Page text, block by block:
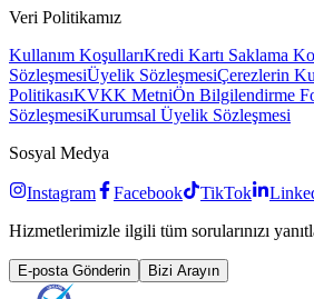
Veri Politikamız
Kullanım KoşullarıKredi Kartı Saklama
SözleşmesiÜyelik SözleşmesiÇerezlerin
PolitikasıKVKK MetniÖn Bilgilendirme
SözleşmesiKurumsal Üyelik Sözleşmesi
Sosyal Medya
Instagram Facebook TikTok
Hizmetlerimizle ilgili tüm sorularınızı
E-posta Gönderin Bizi Arayın